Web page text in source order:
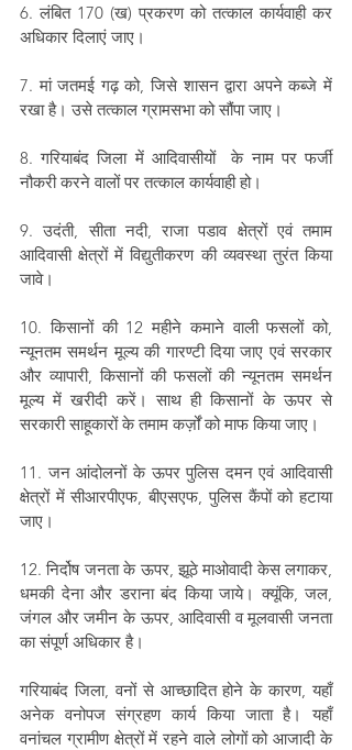
6. लंबित 170 (ख) प्रकरण को तत्काल कार्यवाही कर
अधिकार दिलाएं जाए।
7. मां जतमई गढ़ को, जिसे शासन द्वारा अपने कब्जे में
रखा है। उसे तत्काल ग्रामसभा को सौंपा जाए।
8. गरियाबंद जिला में आदिवासीयों  के नाम पर फर्जी
नौकरी करने वालों पर तत्काल कार्यवाही हो।
9. उदंती, सीता नदी, राजा पडाव क्षेत्रों एवं तमाम
आदिवासी क्षेत्रों में विद्युतीकरण की व्यवस्था तुरंत किया
जावे।
10. किसानों की 12 महीने कमाने वाली फसलों को,
न्यूनतम समर्थन मूल्य की गारण्टी दिया जाए एवं सरकार
और व्यापारी, किसानों की फसलों की न्यूनतम समर्थन
मूल्य में खरीदी करें। साथ ही किसानों के ऊपर से
सरकारी साहूकारों के तमाम कर्ज़ों को माफ किया जाए।
11. जन आंदोलनों के ऊपर पुलिस दमन एवं आदिवासी
क्षेत्रों में सीआरपीएफ, बीएसएफ, पुलिस कैंपों को हटाया
जाए।
12. निर्दोष जनता के ऊपर, झूठे माओवादी केस लगाकर,
धमकी देना और डराना बंद किया जाये। क्यूंकि, जल,
जंगल और जमीन के ऊपर, आदिवासी व मूलवासी जनता
का संपूर्ण अधिकार है।
गरियाबंद जिला, वनों से आच्छादित होने के कारण, यहाँ
अनेक वनोपज संग्रहण कार्य किया जाता है। यहाँ
वनांचल ग्रामीण क्षेत्रों में रहने वाले लोगों को आजादी के